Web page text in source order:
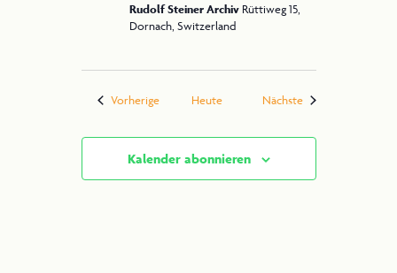
Rudolf Steiner Archiv Rüttiweg 15,
Dornach, Switzerland
VorherigeVeranstaltungen
Heute NächsteVeranstaltungen
Kalender abonnieren